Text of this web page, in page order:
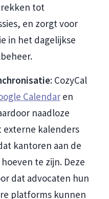
tot
en zorgt voor
in het dagelijkse
: CozyCal
Calendaren
naadloze
kalenders
kantoren aan de
te zijn. Deze
dat advocaten hun
platforms kunnen